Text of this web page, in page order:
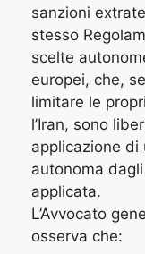
sanzioni
stesso
scelte
europei, che,
limitare le
l’Iran, sono
applicazione di
autonoma
applicata.
L’Avvocato
osserva che: